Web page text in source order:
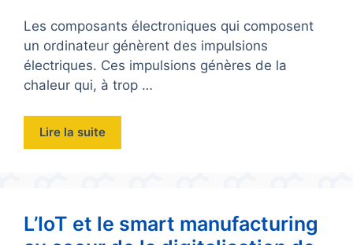
Les composants électroniques qui composent
un ordinateur génèrent des impulsions
électriques. Ces impulsions génères de la
chaleur qui, à trop …
Lire la suite
L’IoT et le smart manufacturing